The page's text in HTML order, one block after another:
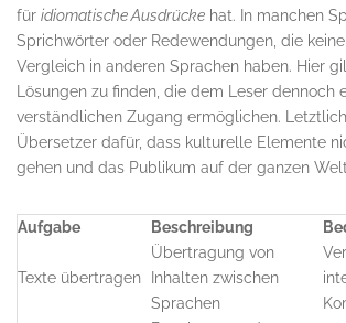
für idiomatische Ausdrücke hat. In manchen
Sprichwörter oder Redewendungen, die
Vergleich in anderen Sprachen haben. Hier
Lösungen zu finden, die dem Leser dennoch
verständlichen Zugang ermöglichen.
Übersetzer dafür, dass kulturelle Elemente
gehen und das Publikum auf der ganzen
Aufgabe Beschreibung
Texte übertragen
Übertragung von
Inhalten zwischen
Sprachen